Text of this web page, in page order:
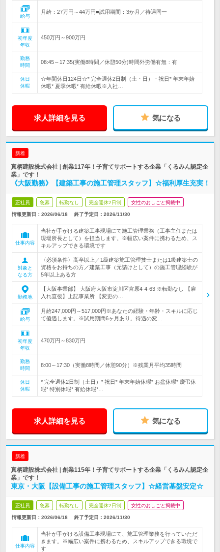
給与
月給：27万円～44万円■試用期間：3か月／待遇同一
初年度
年収
450万円～900万円
勤務
時間
08:45～17:35(実働8時間／休憩50分)時間外労働有無：有
休日
休暇
☆年間休日124日☆* 完全週休2日制（土・日）・祝日* 年末年始
休暇* 夏季休暇* 有給休暇※入社…
求人詳細を見る 気になる
新着
真柄建設株式会社 | 創業117年！子育てサポートする企業「くるみん認定企
業」です！
《大阪勤務》【建築工事の施工管理スタッフ】☆福利厚生充実！
正社員 急募 転勤なし 完全週休2日制 女性のおしごと掲載中
情報更新日：2026/06/18 終了予定日： 2026/11/30
仕事内容
当社が手がける建築工事現場にて施工管理業務（工事主任または
現場所長として）を担当します。※幅広い案件に携わるため、ス
キルアップできる環境です
対象と
なる方
〈必須条件〉高卒以上／1級建築施工管理技士または1級建築士の
資格をお持ちの方／建築工事（元請けとして）の施工管理経験が
5年以上ある方
勤務地
【大阪事業部】 大阪府大阪市淀川区宮原4-4-63 ※転勤なし 【雇
入れ直後】上記事業所 【変更の…
給与
月給247,000円～517,000円※あなたの経験・年齢・スキルに応じ
て優遇します。※試用期間6ヶ月あり。待遇の変…
初年度
年収
470万円～830万円
勤務
時間
8:00～17:30（実働8時間／休憩90分）※残業月平均35時間
休日
休暇
* 完全週休2日制（土日）* 祝日* 年末年始休暇* お盆休暇* 慶弔休
暇* 特別休暇* 有給休暇*…
求人詳細を見る 気になる
新着
真柄建設株式会社 | 創業115年！子育てサポートする企業「くるみん認定企
業」です！
東京・大阪【設備工事の施工管理スタッフ】☆経営基盤安定☆
正社員 急募 転勤なし 完全週休2日制 女性のおしごと掲載中
情報更新日：2026/06/18 終了予定日： 2026/11/30
仕事内容
当社が手がける設備工事現場にて、施工管理業務を行っていただ
きます。※幅広い案件に携わるため、スキルアップできる環境で
す